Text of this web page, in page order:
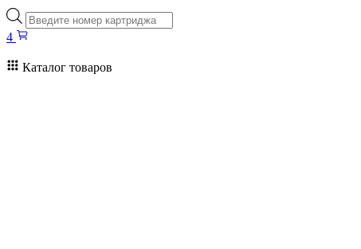
Поиск
товаров
4
Каталог товаров